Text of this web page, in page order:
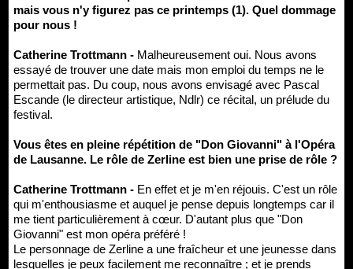
mais vous n'y figurez pas ce printemps (1). Quel dommage
pour nous !
Catherine Trottmann - Malheureusement oui. Nous avons
essayé de trouver une date mais mon emploi du temps ne le
permettait pas. Du coup, nous avons envisagé avec Pascal
Escande (le directeur artistique, Ndlr) ce récital, un prélude du
festival.
Vous êtes en pleine répétition de "Don Giovanni" à l'Opéra
de Lausanne. Le rôle de Zerline est bien une prise de rôle ?
Catherine Trottmann - En effet et je m'en réjouis. C'est un rôle
qui m'enthousiasme et auquel je pense depuis longtemps car il
me tient particulièrement à cœur. D'autant plus que "Don
Giovanni" est mon opéra préféré !
Le personnage de Zerline a une fraîcheur et une jeunesse dans
lesquelles je peux facilement me reconnaître ; et je prends